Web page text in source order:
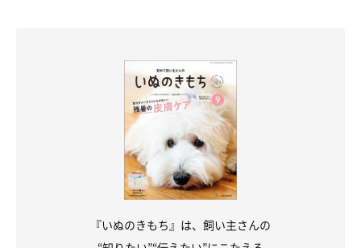
『いぬのきもち』は、飼い主さんの